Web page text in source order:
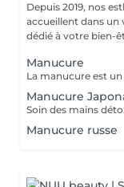
Depuis 2019, nos
accueillent dans un
dédié à votre bien-
Manucure
Manucure
Manucure russe